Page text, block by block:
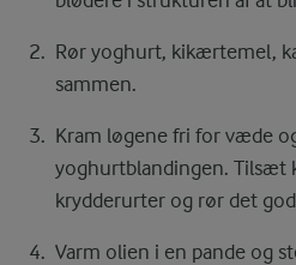
Rør yoghurt, kikærtemel,
sammen.
Kram løgene fri for væde
yoghurtblandingen. Tilsæt
krydderurter og rør det
Varm olien i en pande og